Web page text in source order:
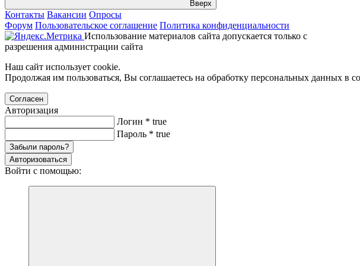
Вверх
Контакты Вакансии Опросы
Форум Пользовательское соглашение Политика конфиденциальности
Использование материалов сайта допускается только с
разрешения администрации сайта
Наш сайт использует cookie.
Продолжая им пользоваться, Вы соглашаетесь на обработку персональных данных в
Согласен
Авторизация
Логин * true
Пароль * true
Забыли пароль?
Авторизоваться
Войти с помощью: